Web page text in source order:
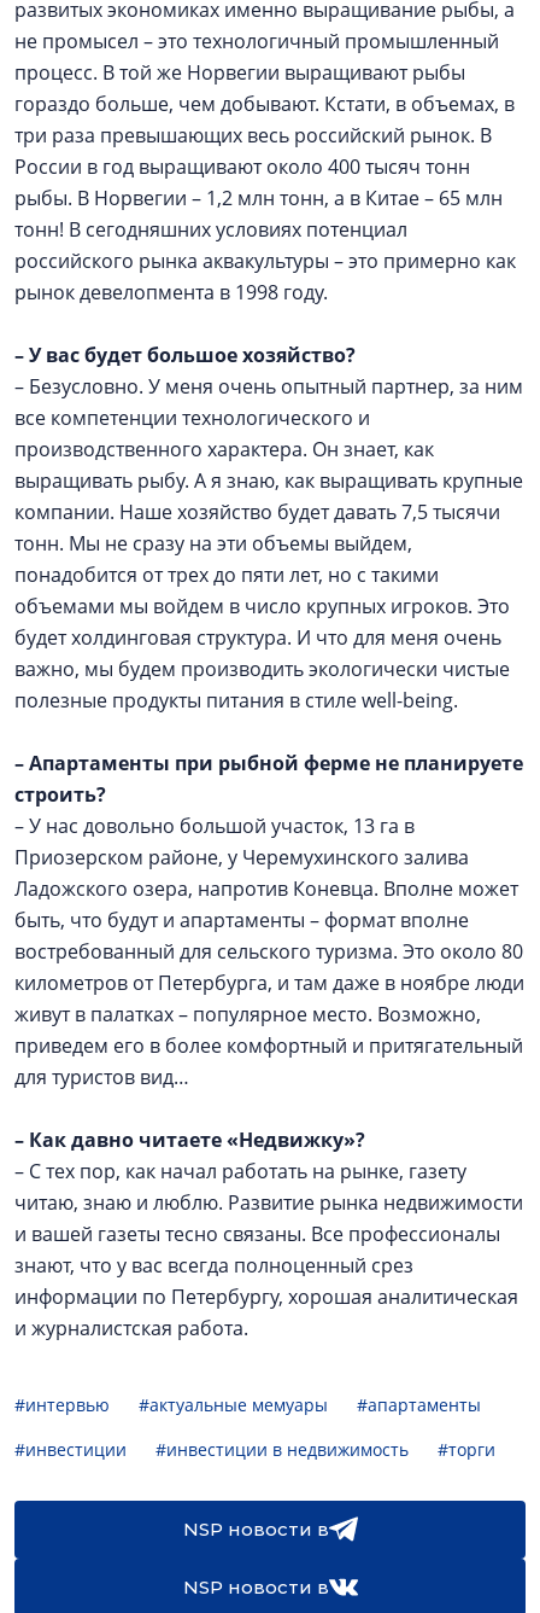
развитых экономиках именно выращивание рыбы, а
не промысел – это технологичный промышленный
процесс. В той же Норвегии выращивают рыбы
гораздо больше, чем добывают. Кстати, в объемах, в
три раза превышающих весь российский рынок. В
России в год выращивают около 400 тысяч тонн
рыбы. В Норвегии – 1,2 млн тонн, а в Китае – 65 млн
тонн! В сегодняшних условиях потенциал
российского рынка аквакультуры – это примерно как
рынок девелопмента в 1998 году.
–У вас будет большое хозяйство?
– Безусловно. У меня очень опытный партнер, за ним
все компетенции технологического и
производственного характера. Он знает, как
выращивать рыбу. А я знаю, как выращивать крупные
компании. Наше хозяйство будет давать 7,5 тысячи
тонн. Мы не сразу на эти объемы выйдем,
понадобится от трех до пяти лет, но с такими
объемами мы войдем в число крупных игроков. Это
будет холдинговая структура. И что для меня очень
важно, мы будем производить экологически чистые
полезные продукты питания в стиле well-being.
–Апартаменты при рыбной ферме не планируете
строить?
– У нас довольно большой участок, 13 га в
Приозерском районе, у Черемухинского залива
Ладожского озера, напротив Коневца. Вполне может
быть, что будут и апартаменты – формат вполне
востребованный для сельского туризма. Это около 80
километров от Петербурга, и там даже в ноябре люди
живут в палатках – популярное место. Возможно,
приведем его в более комфортный и притягательный
для туристов вид…
– Как давно читаете «Недвижку»?
– С тех пор, как начал работать на рынке, газету
читаю, знаю и люблю. Развитие рынка недвижимости
и вашей газеты тесно связаны. Все профессионалы
знают, что у вас всегда полноценный срез
информации по Петербургу, хорошая аналитическая
и журналистская работа.
#интервью #актуальные мемуары
#апартаменты
#инвестиции
#инвестиции в недвижимость #торги
NSP новости в
NSP новости в